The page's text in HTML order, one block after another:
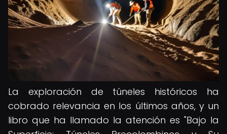
La exploración de túneles históricos ha
cobrado relevancia en los últimos años, y un
libro que ha llamado la atención es "Bajo la